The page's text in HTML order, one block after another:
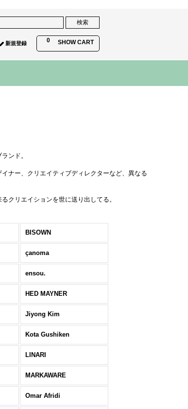
0 SHOW CART
新規登録
ンド。
ナー、クリエイティブディレクターなど、異なる
クリエイションを世に送り出してる。
BISOWN
çanoma
ensou.
HED MAYNER
Jiyong Kim
Kota Gushiken
LINARI
MARKAWARE
Omar Afridi